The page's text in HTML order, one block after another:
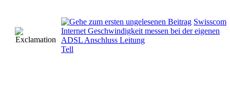
Swisscom
Internet Geschwindigkeit messen bei der eigenen
ADSL Anschluss Leitung
Tell